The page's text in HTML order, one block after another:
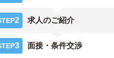
2 求人のご紹介
3 面接・条件交渉